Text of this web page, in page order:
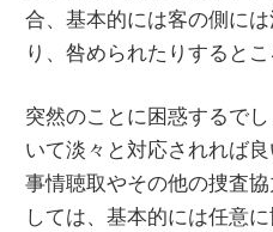
合、基本的には客の側に
り、咎められたりするとこ
突然のことに困惑するで
いて淡々と対応されれば
事情聴取やその他の捜査
しては、基本的には任意